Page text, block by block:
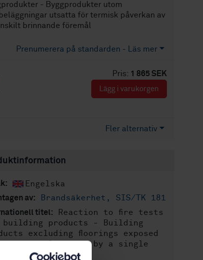
- Byggprodukter utom
utsatta för termisk påverkan av
brinnande föremål
Prenumerera på standarden - Läs mer
Pris: 1 865 SEK
Lägg i varukorgen
Fler alternativ
Engelska
av: Brandsäkerhet, SIS/TK 181
titel:
Reaction to fire tests
products - Building
excluding floorings exposed
thermal attack by a single
item